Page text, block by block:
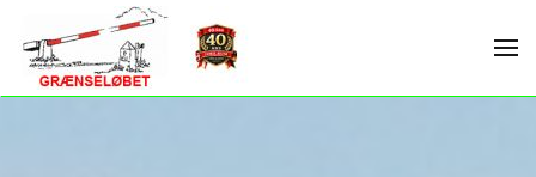
Skip to main content